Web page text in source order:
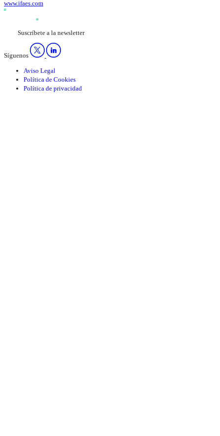
www.ifaes.com
Suscríbete a la newsletter
Síguenos
Aviso Legal
Política de Cookies
Política de privacidad